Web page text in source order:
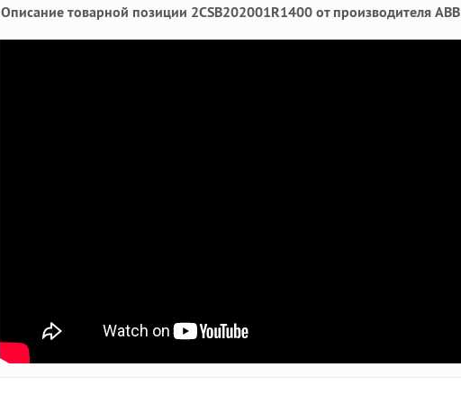
Описание товарной позиции 2CSB202001R1400 от производителя ABB